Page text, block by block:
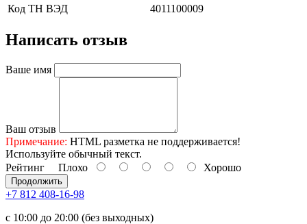
Код ТН ВЭД
4011100009
Написать отзыв
Ваше имя
Ваш отзыв
Примечание: HTML разметка не поддерживается!
Используйте обычный текст.
Рейтинг Плохо Хорошо
Продолжить
+7 812 408-16-98
с 10:00 до 20:00 (без выходных)